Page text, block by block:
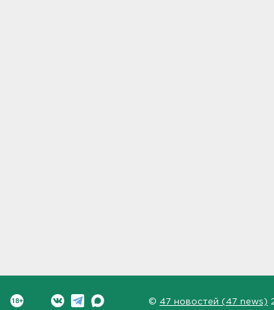
© 47 новостей (47 news)